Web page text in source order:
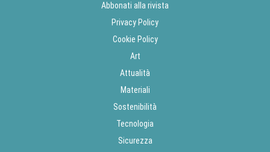
Abbonati alla rivista
Privacy Policy
Cookie Policy
Art
Attualità
Materiali
Sostenibilità
Tecnologia
Sicurezza